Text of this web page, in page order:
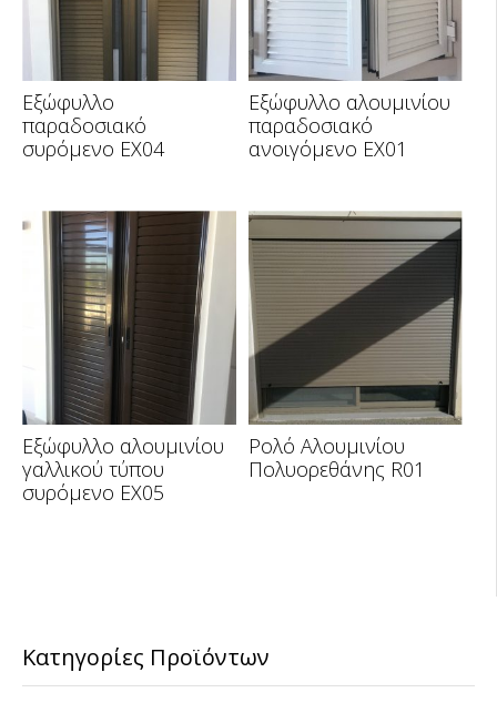
Εξώφυλλο
παραδοσιακό
συρόμενο ΕΧ04
Εξώφυλλο αλουμινίου
παραδοσιακό
ανοιγόμενο EX01
Εξώφυλλο αλουμινίου
γαλλικού τύπου
συρόμενο EX05
Ρολό Αλουμινίου
Πολυορεθάνης R01
Κατηγορίες Προϊόντων